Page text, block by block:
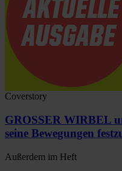
Coverstory
GROSSER WIRBEL
seine Bewegungen
Außerdem im Heft